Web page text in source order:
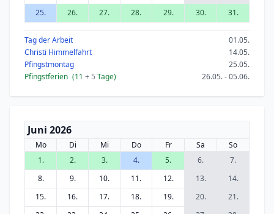
25.
26. 27. 28. 29. 30. 31.
Tag der Arbeit
01.05.
Christi Himmelfahrt
14.05.
Pfingstmontag
25.05.
Pfingstferien (11 + 5 Tage) 26.05. - 05.06.
Juni 2026
Mo Di Mi Do Fr Sa
So
1.
2. 3. 4. 5. 6.
7.
8.
9. 10. 11. 12. 13.
14.
15.
16. 17. 18. 19. 20.
21.